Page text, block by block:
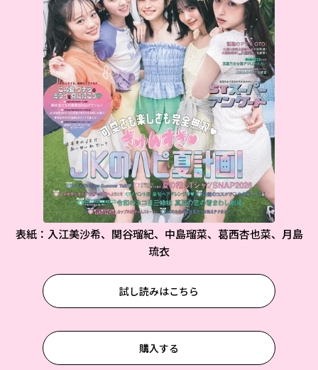
表紙：入江美沙希、関谷瑠紀、中島瑠菜、葛西杏也菜、月島
琉衣
試し読みはこちら
購入する